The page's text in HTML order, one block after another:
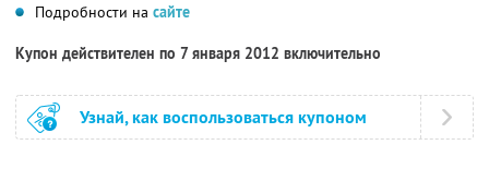
Подробности на сайте
Купон действителен по 7 января 2012 включительно
Узнай, как воспользоваться купоном